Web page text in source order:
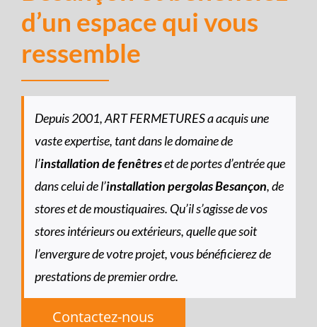
d’un espace qui vous
ressemble
Depuis 2001, ART FERMETURES a acquis une
vaste expertise, tant dans le domaine de
l’installation de fenêtreset de portes d’entrée que
dans celui de l’installation pergolas Besançon, de
stores et de moustiquaires. Qu’il s’agisse de vos
stores intérieurs ou extérieurs, quelle que soit
l’envergure de votre projet, vous bénéficierez de
prestations de premier ordre.
Contactez-nous